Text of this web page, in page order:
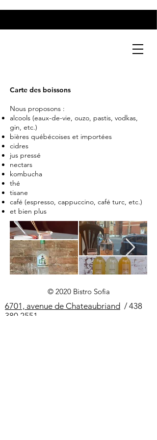
Carte des boissons
Nous proposons :
alcools (eaux-de-vie, ouzo, pastis, vodkas,
gin, etc.)
bières québécoises et importées
cidres
jus pressé
nectars
kombucha
thé
tisane
café (espresso, cappuccino, café turc, etc.)
et bien plus
© 2020 Bistro Sofia
6701, avenue de Chateaubriand / 438
380 2551